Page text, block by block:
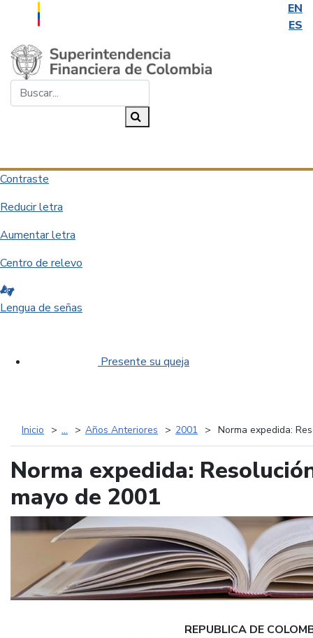
EN
ES
Saltar al contenido principal
Contraste
Reducir letra
Aumentar letra
Centro de relevo
Lengua de señas
Presente su queja
Inicio ... Años Anteriores 2001 Norma expedida:
Norma expedida:
mayo de 2001
REPUBLICA DE